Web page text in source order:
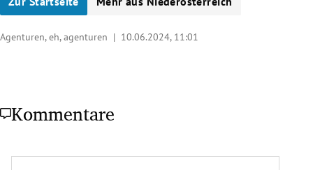
Agenturen, eh, agenturen | 10.06.2024, 11:01
Kommentare